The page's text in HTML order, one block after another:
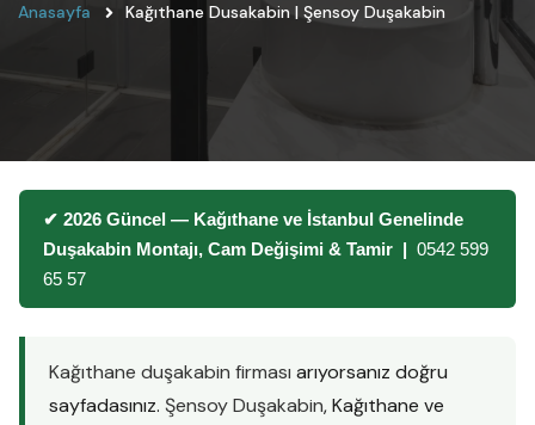
Anasayfa Kağıthane Dusakabin | Şensoy Duşakabin
✔ 2026 Güncel — Kağıthane ve İstanbul Genelinde
Duşakabin Montajı, Cam Değişimi & Tamir | 0542 599
65 57
Kağıthane duşakabin firması arıyorsanız doğru
sayfadasınız. Şensoy Duşakabin, Kağıthane ve